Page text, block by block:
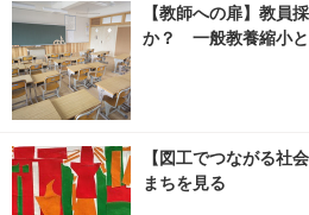
【教師への扉】教員
か？ 一般教養縮小と
【図工でつながる社
まちを見る